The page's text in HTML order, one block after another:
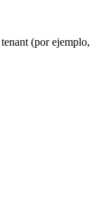
(por ejemplo,